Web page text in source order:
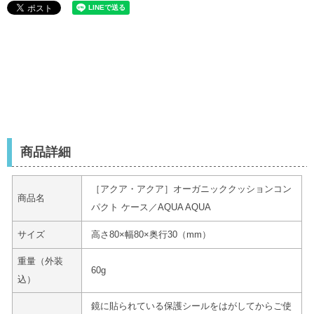
商品詳細
商品名
［アクア・アクア］オーガニッククッションコン
パクト ケース／AQUA AQUA
サイズ 高さ80×幅80×奥行30（mm）
重量（外装
込）
60g
鏡に貼られている保護シールをはがしてからご使